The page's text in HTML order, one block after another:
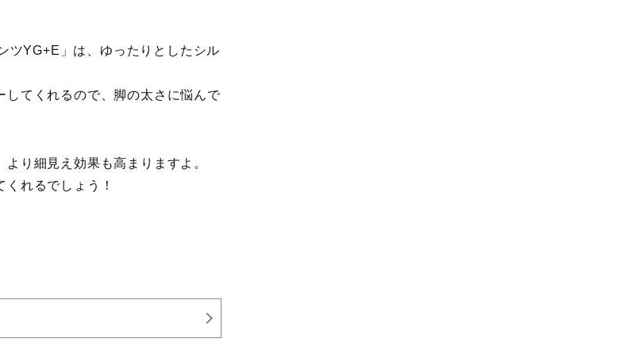
ツYG+E」は、ゆったりとしたシル
してくれるので、脚の太さに悩んで
り細見え効果も高まりますよ。
れるでしょう！